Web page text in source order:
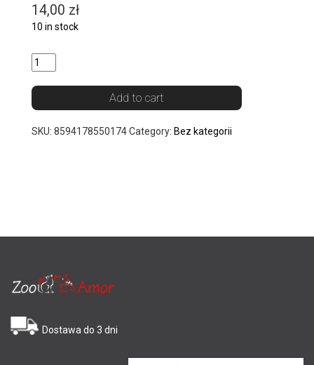
14,00 zł
10 in stock
Add to cart
SKU: 8594178550174Category: Bez kategorii
Dostawa do 3 dni